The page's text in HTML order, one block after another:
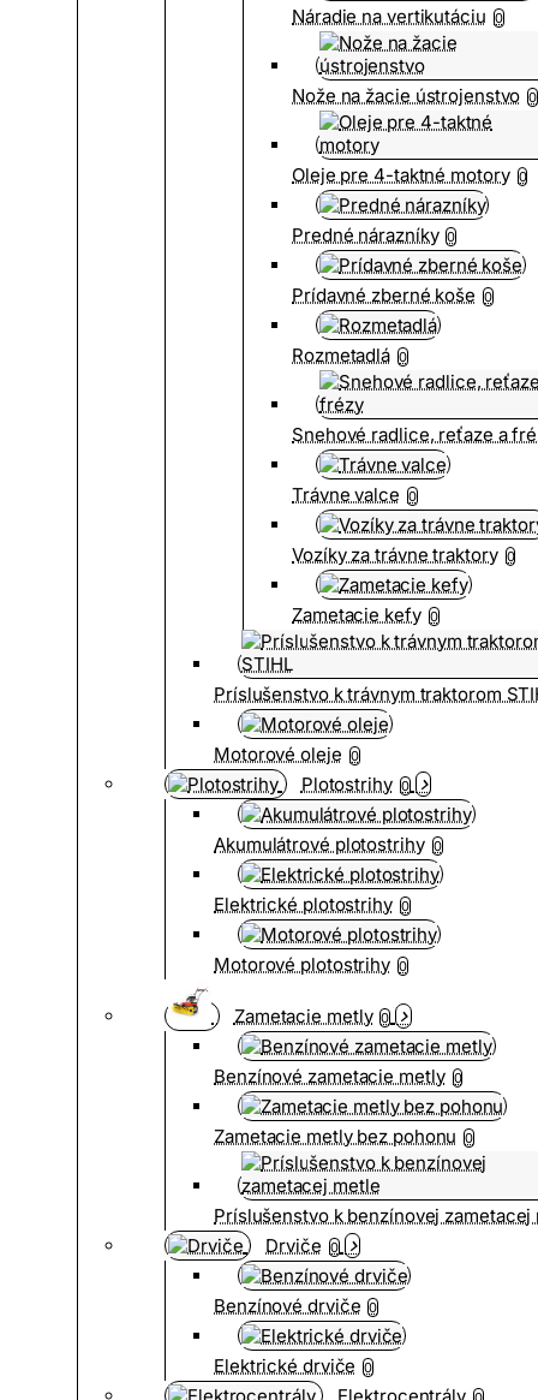
Náradie na vertikutáciu 0
Nože na žacie ústrojenstvo 0
Oleje pre 4-taktné motory 0
Predné nárazníky 0
Prídavné zberné koše 0
Rozmetadlá 0
Snehové radlice, reťaze a
Trávne valce 0
Vozíky za trávne traktory 0
Zametacie kefy 0
Príslušenstvo k trávnym traktorom
Motorové oleje 0
Plotostrihy 0
Akumulátrové plotostrihy 0
Elektrické plotostrihy 0
Motorové plotostrihy 0
Zametacie metly 0
Benzínové zametacie metly 0
Zametacie metly bez pohonu 0
Príslušenstvo k benzínovej zametacej
Drviče 0
Benzínové drviče 0
Elektrické drviče 0
Elektrocentrály